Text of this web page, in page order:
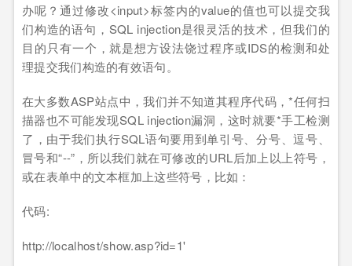
办呢？通过修改<input>标签内的value的值也可以提交我
们构造的语句，SQL injection是很灵活的技术，但我们的
目的只有一个，就是想方设法饶过程序或IDS的检测和处
理提交我们构造的有效语句。
在大多数ASP站点中，我们并不知道其程序代码，*任何扫
描器也不可能发现SQL injection漏洞，这时就要*手工检测
了，由于我们执行SQL语句要用到单引号、分号、逗号、
冒号和“--”，所以我们就在可修改的URL后加上以上符号，
或在表单中的文本框加上这些符号，比如：
代码:
http://localhost/show.asp?id=1'